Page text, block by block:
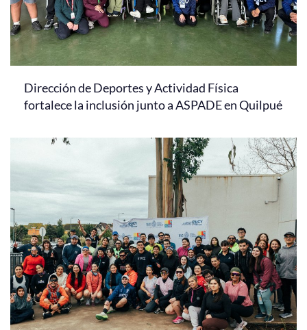
Dirección de Deportes y Actividad Física
fortalece la inclusión junto a ASPADE en Quilpué